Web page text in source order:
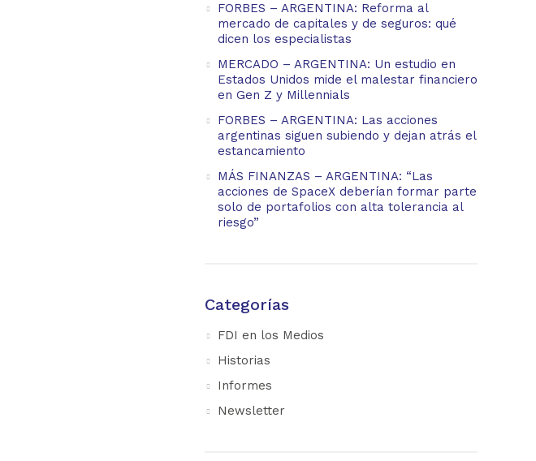
FORBES – ARGENTINA: Reforma al
mercado de capitales y de seguros: qué
dicen los especialistas
MERCADO – ARGENTINA: Un estudio en
Estados Unidos mide el malestar financiero
en Gen Z y Millennials
FORBES – ARGENTINA: Las acciones
argentinas siguen subiendo y dejan atrás el
estancamiento
MÁS FINANZAS – ARGENTINA: “Las
acciones de SpaceX deberían formar parte
solo de portafolios con alta tolerancia al
riesgo”
Categorías
FDI en los Medios
Historias
Informes
Newsletter